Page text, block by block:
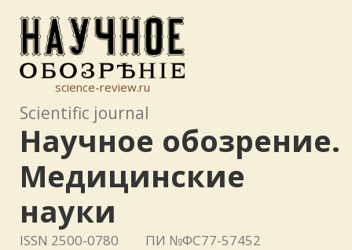
science-review.ru
Scientific journal
Научное обозрение.
Медицинские
науки
ISSN 2500-0780 ПИ №ФС77-57452